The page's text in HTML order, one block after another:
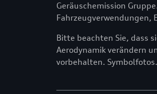
Geräuschemission
Fahrzeugverwendungen,
Bitte beachten Sie, dass
Aerodynamik verändern
vorbehalten. Symbolfotos.